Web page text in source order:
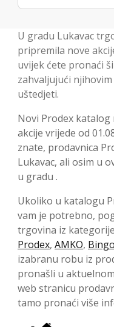
U gradu Lukavac
pripremila nove
uvijek ćete pronaći
zahvaljujući
uštedjeti.
Novi Prodex katalog
akcije vrijede od
znate, prodavnica
Lukavac, ali osim u
u gradu .
Ukoliko u katalogu
vam je potrebno,
trgovina iz kategorije
Prodex, AMKO, Bingo
izabranu robu iz
pronašli u
web stranicu
tamo pronaći više